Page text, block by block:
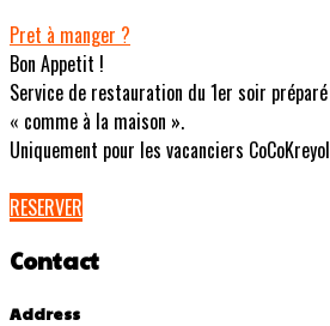
Pret à manger ?
Bon Appetit !
Service de restauration du 1er soir préparé
« comme à la maison ».
Uniquement pour les vacanciers CoCoKreyol
RESERVER
Contact
Address